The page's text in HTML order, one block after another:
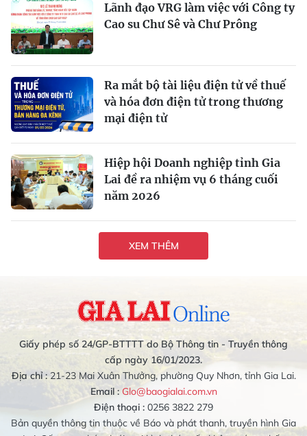
Lãnh đạo VRG làm việc với Công ty
Cao su Chư Sê và Chư Prông
Ra mắt bộ tài liệu điện tử về thuế
và hóa đơn điện tử trong thương
mại điện tử
Hiệp hội Doanh nghiệp tỉnh Gia
Lai đề ra nhiệm vụ 6 tháng cuối
năm 2026
XEM THÊM
Giấy phép số 24/GP-BTTTT do Bộ Thông tin - Truyền thông
cấp ngày 16/01/2023.
Địa chỉ :21-23 Mai Xuân Thưởng, phường Quy Nhơn, tỉnh Gia Lai.
Email : Glo@baogialai.com.vn
Điện thoại : 0256 3822 279
Bản quyền thông tin thuộc về Báo và phát thanh, truyền hình Gia